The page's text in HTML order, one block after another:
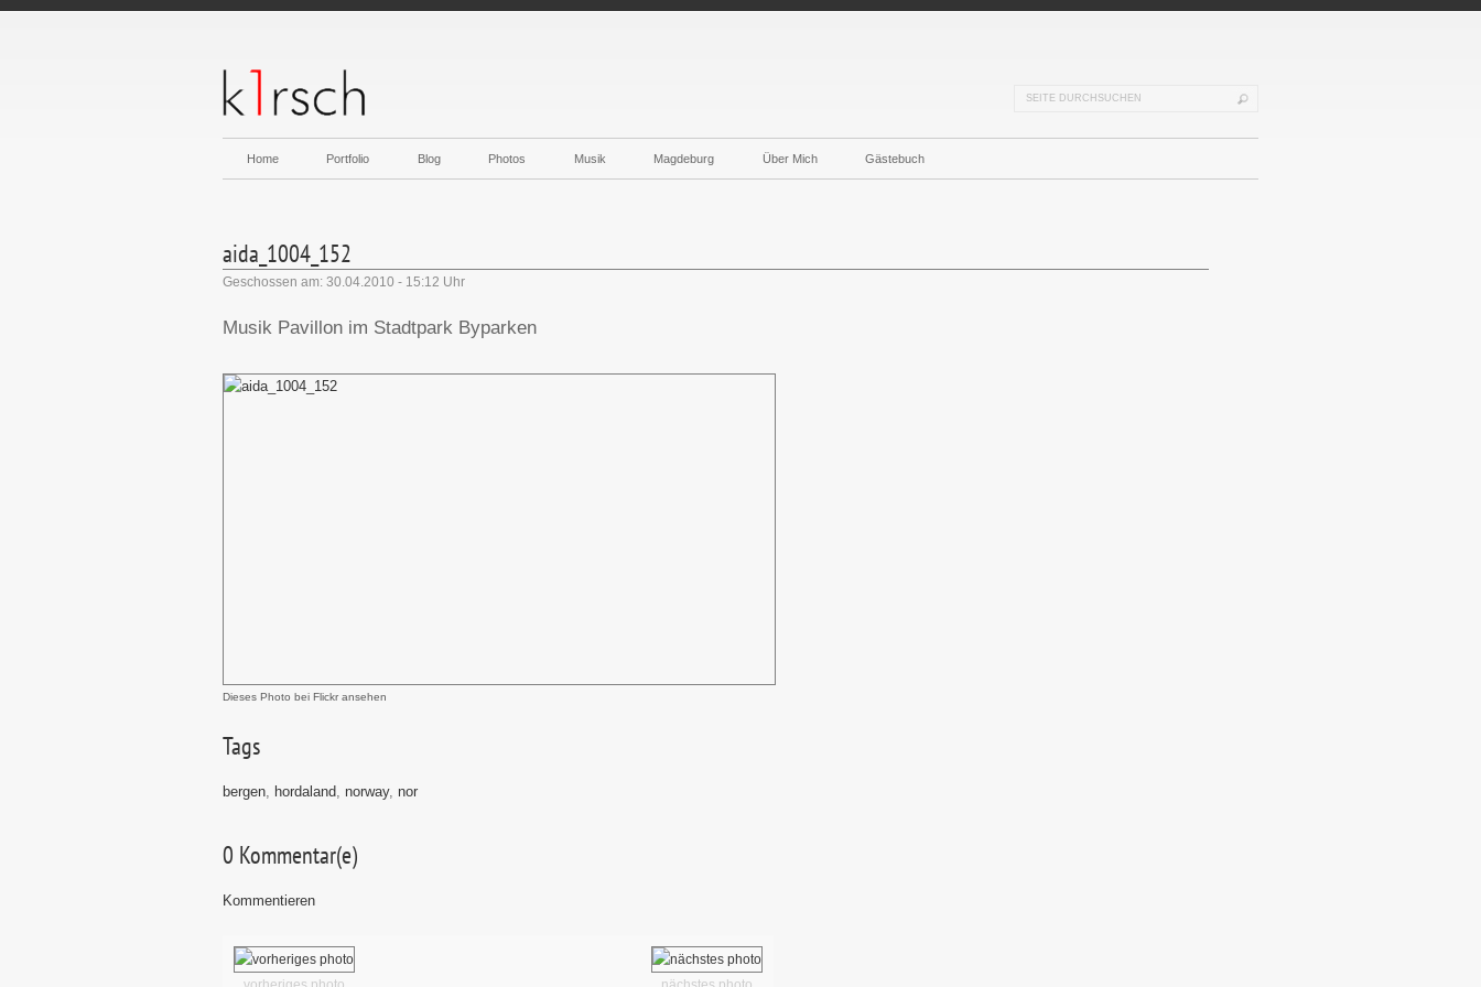
Home Portfolio Blog Photos Musik Magdeburg Über Mich Gästebuch
aida_1004_152
Geschossen am: 30.04.2010 - 15:12 Uhr
Musik Pavillon im Stadtpark Byparken
Dieses Photo bei Flickr ansehen
Tags
bergen, hordaland, norway, nor
0 Kommentar(e)
Kommentieren